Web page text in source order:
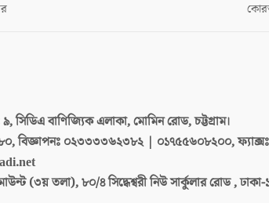
৯, সিডিএ বাণিজ্যিক এলাকা, মোমিন রোড, চট্টগ্রাম।
বিজ্ঞাপনঃ ০২৩৩৩৩৬২৩৮২ | ০১৭৫৫৬০৮২০০,
(৩য় তলা), ৮০/৪ সিদ্ধেশ্বরী নিউ সার্কুলার রোড , ঢাকা-